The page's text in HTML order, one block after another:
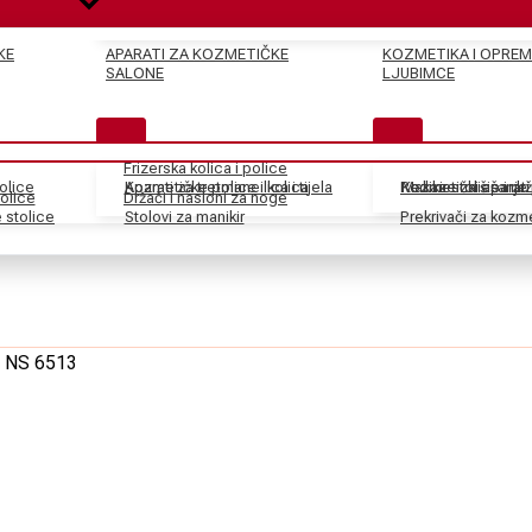
Frizerska kolica i police
Držači i nasloni za noge
stolice
Kozmetičke police i kolica
Stolovi za manikir
Pedikir stolice i
Prekrivači za
APARATI ZA KOZMETIČKE
SALONE
Aparati za tretmane lica i tijela Kozmetički
KOZMETIKA I
LJUBIMCE
Makaze za šišanje
6513